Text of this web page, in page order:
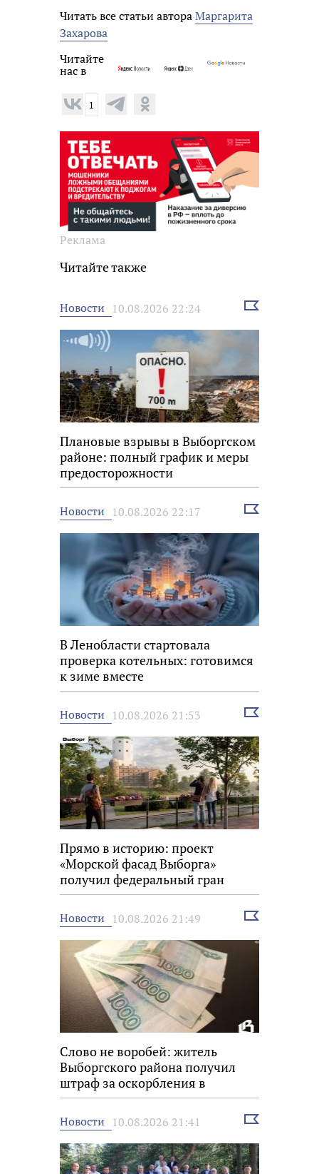
Читать все статьи автораМаргарита
Захарова
Читайте
нас в
1
Реклама
Читайте также
Новости 10.08.2026 22:24
Выбрать
Плановые взрывы в Выборгском
районе: полный график и меры
предосторожности
Новости 10.08.2026 22:17
Выбрать
В Ленобласти стартовала
проверка котельных: готовимся
к зиме вместе
Новости 10.08.2026 21:53
Выбрать
Прямо в историю: проект
«Морской фасад Выборга»
получил федеральный гран
Новости 10.08.2026 21:49
Выбрать
Слово не воробей: житель
Выборгского района получил
штраф за оскорбления в
мессенджере
Новости 10.08.2026 21:41
Выбрать